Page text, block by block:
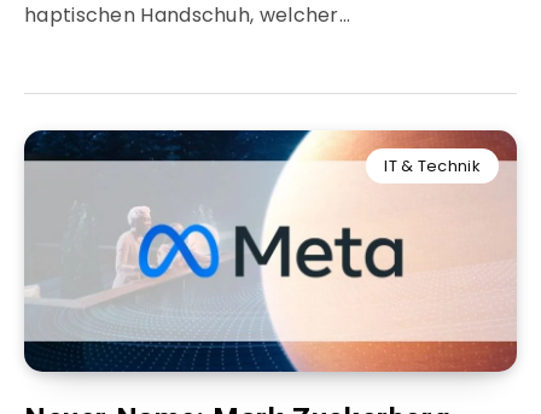
haptischen Handschuh, welcher…
IT & Technik